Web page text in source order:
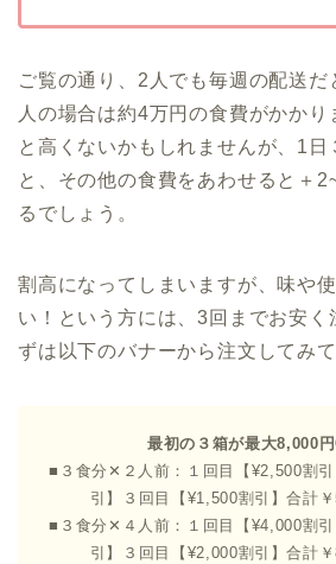
ご覧の通り、2人でも毎週の配送
人の場合は約4万円の食費がかかり
と高くないかもしれませんが、1日
と、その他の食費をあわせると＋
るでしょう。
割高になってしまいますが、味や
い！という方には、3回までお安く
ずは以下のバナーから注文してみ
最初の３箱が最大8,000円
■３食分✕２人前：１回目【¥2,500割
引】３回目【¥1,500割引】合計
■３食分✕４人前：１回目【¥4,000割
引】３回目【¥2,000割引】合計